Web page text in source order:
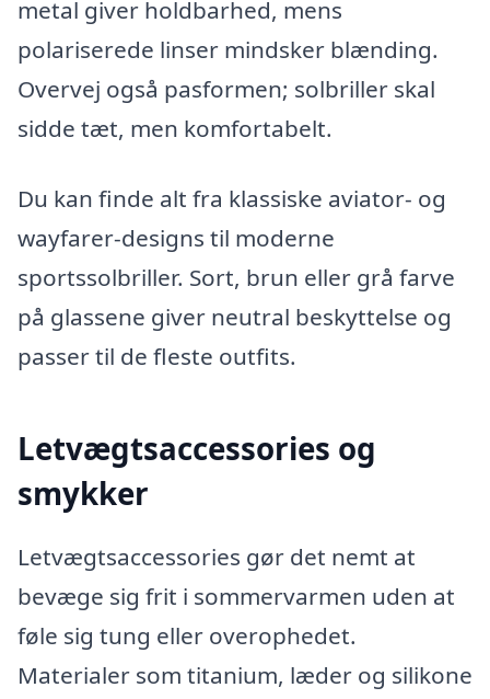
metal giver holdbarhed, mens
polariserede linser mindsker blænding.
Overvej også pasformen; solbriller skal
sidde tæt, men komfortabelt.
Du kan finde alt fra klassiske aviator- og
wayfarer-designs til moderne
sportssolbriller. Sort, brun eller grå farve
på glassene giver neutral beskyttelse og
passer til de fleste outfits.
Letvægtsaccessories og
smykker
Letvægtsaccessories gør det nemt at
bevæge sig frit i sommervarmen uden at
føle sig tung eller overophedet.
Materialer som titanium, læder og silikone